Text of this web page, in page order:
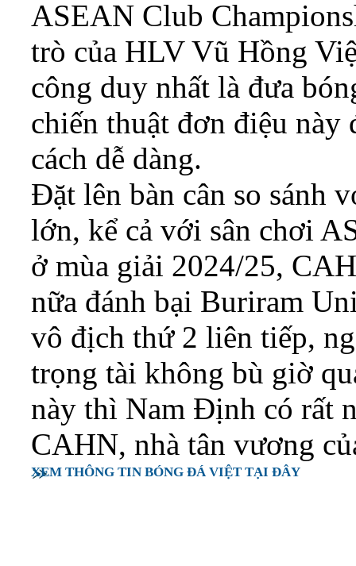
ASEAN Club
trò của HLV Vũ Hồng
công duy nhất là đưa
chiến thuật đơn điệu này
cách dễ dàng.
Đặt lên bàn cân so sánh
lớn, kể cả với sân chơi
ở mùa giải 2024/25,
nữa đánh bại Buriram
vô địch thứ 2 liên tiếp,
trọng tài không bù giờ
này thì Nam Định có rất
CAHN, nhà tân vương
XEM THÔNG TIN BÓNG ĐÁ VIỆT TẠI ĐÂY